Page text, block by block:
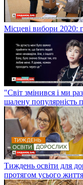
Місцеві вибори 2020:
"Світ змінився і ми
шалену популярність
Тиждень освіти для
протягом усього життя